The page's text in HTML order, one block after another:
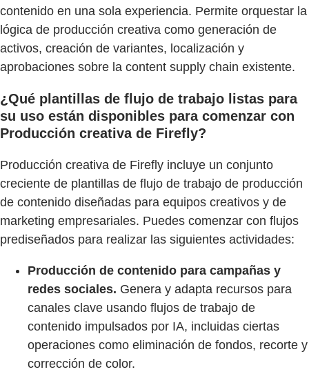
contenido en una sola experiencia. Permite orquestar la
lógica de producción creativa como generación de
activos, creación de variantes, localización y
aprobaciones sobre la content supply chain existente.
¿Qué plantillas de flujo de trabajo listas para
su uso están disponibles para comenzar con
Producción creativa de Firefly?
Producción creativa de Firefly incluye un conjunto
creciente de plantillas de flujo de trabajo de producción
de contenido diseñadas para equipos creativos y de
marketing empresariales. Puedes comenzar con flujos
prediseñados para realizar las siguientes actividades:
Producción de contenido para campañas y
redes sociales. Genera y adapta recursos para
canales clave usando flujos de trabajo de
contenido impulsados por IA, incluidas ciertas
operaciones como eliminación de fondos, recorte y
corrección de color.